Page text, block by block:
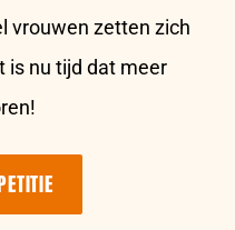
vrouwen zetten zich
is nu tijd dat meer